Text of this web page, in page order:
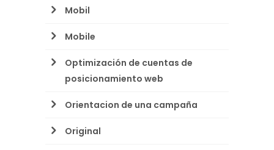
Mobil
Mobile
Optimización de cuentas de
posicionamiento web
Orientacion de una campaña
Original